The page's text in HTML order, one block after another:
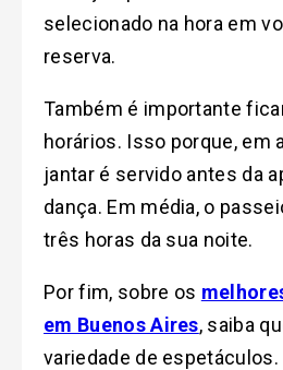
selecionado na hora em
reserva.
Também é importante
horários. Isso porque, em
jantar é servido antes da
dança. Em média, o
três horas da sua noite.
Por fim, sobre os
em Buenos Aires, saiba
variedade de espetáculos.